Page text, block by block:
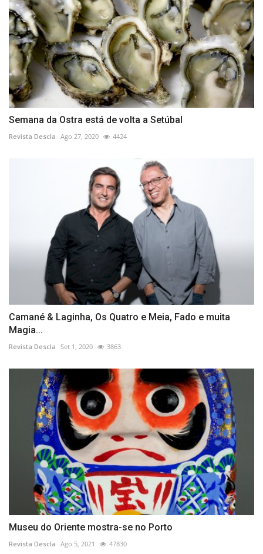
Semana da Ostra está de volta a Setúbal
Revista Descla Ago 27, 2020 4424
Camané & Laginha, Os Quatro e Meia, Fado e muita
Magia...
Revista Descla Set 1, 2020 3863
Museu do Oriente mostra-se no Porto
Revista Descla Ago 5, 2021 47830